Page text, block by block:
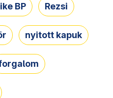
BP Rezsi
nyitott kapuk